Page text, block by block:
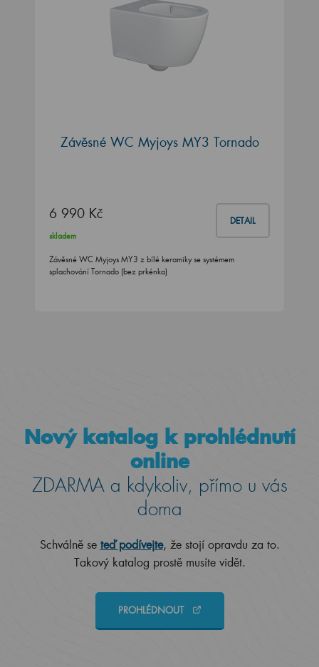
Závěsné WC Myjoys MY3 Tornado
6 990 Kč DETAIL
skladem
Závěsné WC Myjoys MY3 z bílé keramiky se systémem
splachování Tornado (bez prkénka)
Nový katalog k prohlédnutí
online
ZDARMA a kdykoliv, přímo u vás
doma
Schválně se teď podívejte, že stojí opravdu za to.
Takový katalog prostě musíte vidět.
PROHLÉDNOUT